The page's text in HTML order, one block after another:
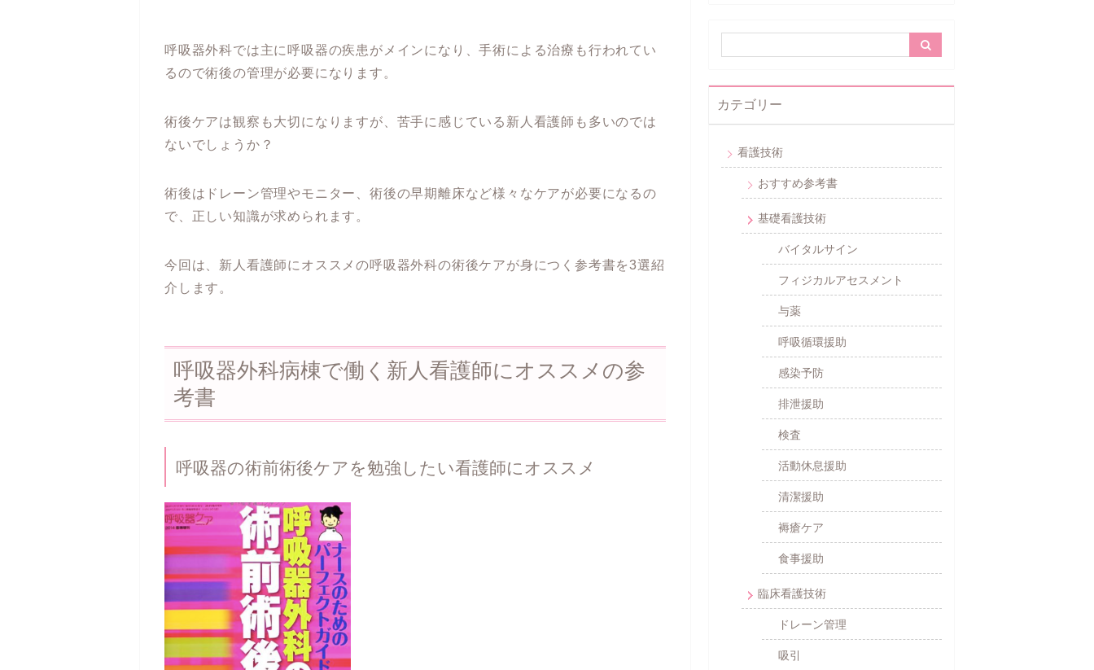
呼吸器外科では主に呼吸器の疾患がメインになり、手術による治療も行われてい
るので術後の管理が必要になります。
術後ケアは観察も大切になりますが、苦手に感じている新人看護師も多いのでは
ないでしょうか？
術後はドレーン管理やモニター、術後の早期離床など様々なケアが必要になるの
で、正しい知識が求められます。
今回は、新人看護師にオススメの呼吸器外科の術後ケアが身につく参考書を3選紹
介します。
呼吸器外科病棟で働く新人看護師にオススメの参
考書
呼吸器の術前術後ケアを勉強したい看護師にオススメ
カテゴリー
看護技術
おすすめ参考書
基礎看護技術
バイタルサイン
フィジカルアセスメント
与薬
呼吸循環援助
感染予防
排泄援助
検査
活動休息援助
清潔援助
褥瘡ケア
食事援助
臨床看護技術
ドレーン管理
吸引